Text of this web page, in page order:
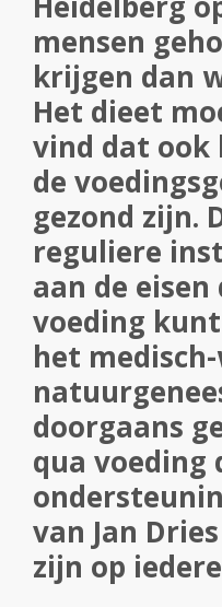
mensen
krijgen dan
Het dieet
vind dat ook
de
gezond zijn.
reguliere
aan de
voeding
het
doorgaans
qua voeding
van Jan
zijn op